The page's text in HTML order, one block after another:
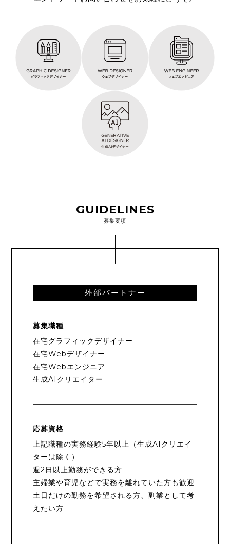
GUIDELINES
募集要項
外部パートナー
募集職種
在宅グラフィックデザイナー
在宅Webデザイナー
在宅Webエンジニア
生成AIクリエイター
応募資格
上記職種の実務経験5年以上（生成AIクリエイ
ターは除く）
週2日以上勤務ができる方
主婦業や育児などで実務を離れていた方も歓迎
土日だけの勤務を希望される方、副業として考
えたい方